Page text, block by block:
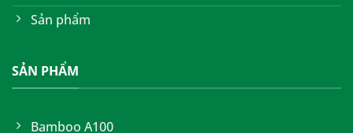
Sản phẩm
SẢN PHẨM
Bamboo A100